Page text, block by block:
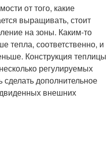
от того, какие
выращивать, стоит
на зоны. Каким-то
тепла, соответственно, и
Конструкция теплицы
регулируемых
дополнительное
внешних